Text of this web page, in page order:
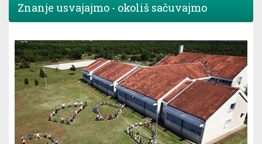
Znanje usvajajmo - okoliš sačuvajmo